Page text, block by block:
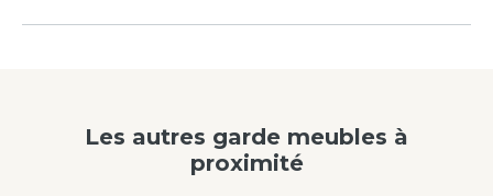
Les autres garde meubles à
proximité